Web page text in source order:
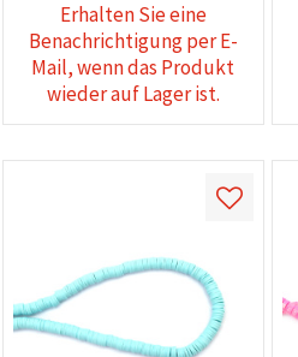
Erhalten Sie eine
Benachrichtigung per E-
Mail, wenn das Produkt
wieder auf Lager ist.